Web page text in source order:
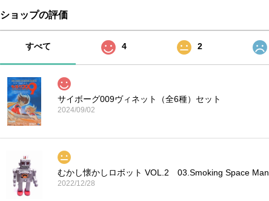
ショップの評価
すべて 4 2
サイボーグ009ヴィネット（全6種）セット
2024/09/02
むかし懐かしロボット VOL.2 03.Smoking Space Man
2022/12/28